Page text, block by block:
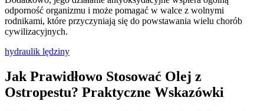
odporność organizmu i może pomagać w walce z wolnymi
rodnikami, które przyczyniają się do powstawania wielu chorób
cywilizacyjnych.
hydraulik lędziny
Jak Prawidłowo Stosować Olej z
Ostropestu? Praktyczne Wskazówki